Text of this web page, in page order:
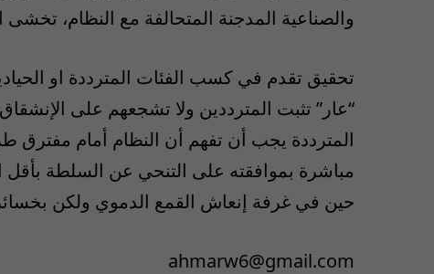
والصناعية المدجنة المتحالفة مع النظام،
تحقيق تقدم في كسب الفئات المترددة او
“عار” تثبت المترددين ولا تشجعهم على
المترددة يجب أن تفهم أن النظام أمام مفترق
مباشرة بموافقته على التنحي عن السلطة بأقل
حين في غرفة إنعاش القمع الدموي ولكن بخسائر
ahmarw6@gmail.com